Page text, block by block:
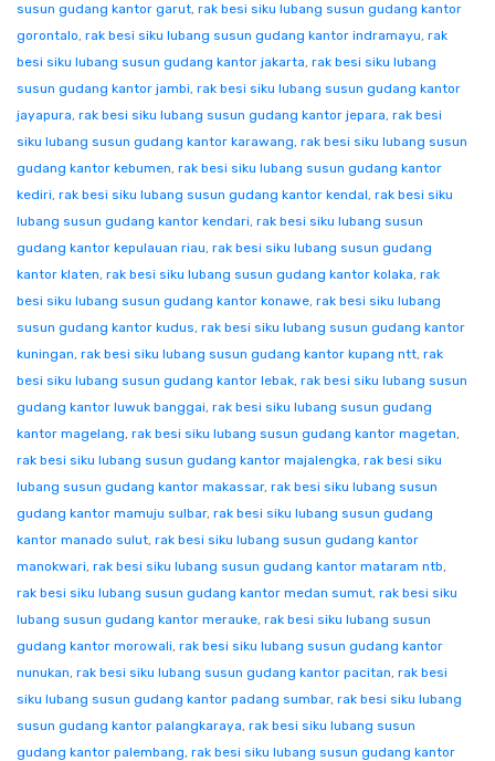
susun gudang kantor garut, rak besi siku lubang susun gudang kantor
gorontalo, rak besi siku lubang susun gudang kantor indramayu, rak
besi siku lubang susun gudang kantor jakarta, rak besi siku lubang
susun gudang kantor jambi, rak besi siku lubang susun gudang kantor
jayapura, rak besi siku lubang susun gudang kantor jepara, rak besi
siku lubang susun gudang kantor karawang, rak besi siku lubang susun
gudang kantor kebumen, rak besi siku lubang susun gudang kantor
kediri, rak besi siku lubang susun gudang kantor kendal, rak besi siku
lubang susun gudang kantor kendari, rak besi siku lubang susun
gudang kantor kepulauan riau, rak besi siku lubang susun gudang
kantor klaten, rak besi siku lubang susun gudang kantor kolaka, rak
besi siku lubang susun gudang kantor konawe, rak besi siku lubang
susun gudang kantor kudus, rak besi siku lubang susun gudang kantor
kuningan, rak besi siku lubang susun gudang kantor kupang ntt, rak
besi siku lubang susun gudang kantor lebak, rak besi siku lubang susun
gudang kantor luwuk banggai, rak besi siku lubang susun gudang
kantor magelang, rak besi siku lubang susun gudang kantor magetan,
rak besi siku lubang susun gudang kantor majalengka, rak besi siku
lubang susun gudang kantor makassar, rak besi siku lubang susun
gudang kantor mamuju sulbar, rak besi siku lubang susun gudang
kantor manado sulut, rak besi siku lubang susun gudang kantor
manokwari, rak besi siku lubang susun gudang kantor mataram ntb,
rak besi siku lubang susun gudang kantor medan sumut, rak besi siku
lubang susun gudang kantor merauke, rak besi siku lubang susun
gudang kantor morowali, rak besi siku lubang susun gudang kantor
nunukan, rak besi siku lubang susun gudang kantor pacitan, rak besi
siku lubang susun gudang kantor padang sumbar, rak besi siku lubang
susun gudang kantor palangkaraya, rak besi siku lubang susun
gudang kantor palembang, rak besi siku lubang susun gudang kantor